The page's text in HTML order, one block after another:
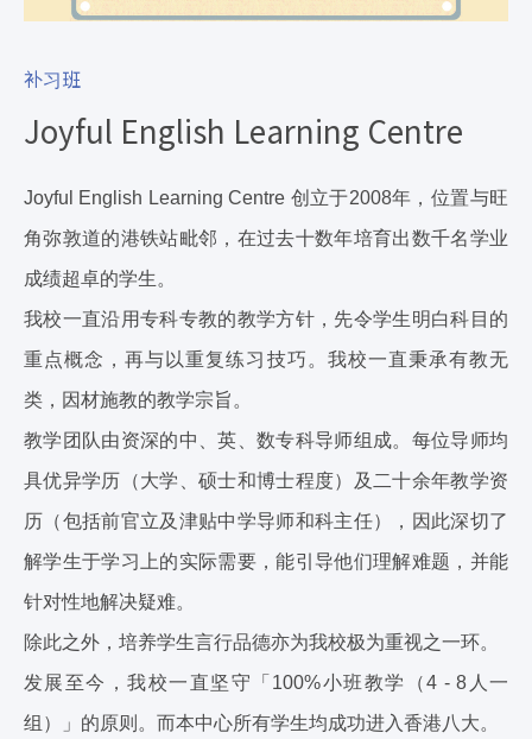
补习班
Joyful English Learning Centre
Joyful English Learning Centre 创立于2008年，位置与旺
角弥敦道的港铁站毗邻，在过去十数年培育出数千名学业
成绩超卓的学生。
我校一直沿用专科专教的教学方针，先令学生明白科目的
重点概念，再与以重复练习技巧。我校一直秉承有教无
类，因材施教的教学宗旨。
教学团队由资深的中、英、数专科导师组成。每位导师均
具优异学历（大学、硕士和博士程度）及二十余年教学资
历（包括前官立及津贴中学导师和科主任），因此深切了
解学生于学习上的实际需要，能引导他们理解难题，并能
针对性地解决疑难。
除此之外，培养学生言行品德亦为我校极为重视之一环。
发展至今，我校一直坚守「100%小班教学（4 - 8人一
组）」的原则。而本中心所有学生均成功进入香港八大。